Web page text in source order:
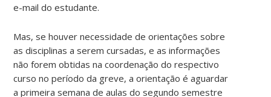
e-mail do estudante.
Mas, se houver necessidade de orientações sobre
as disciplinas a serem cursadas, e as informações
não forem obtidas na coordenação do respectivo
curso no período da greve, a orientação é aguardar
a primeira semana de aulas do segundo semestre